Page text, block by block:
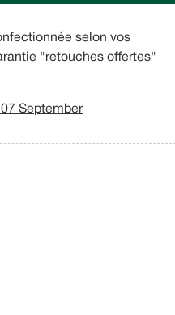
selon vos
" retouches offertes"
September